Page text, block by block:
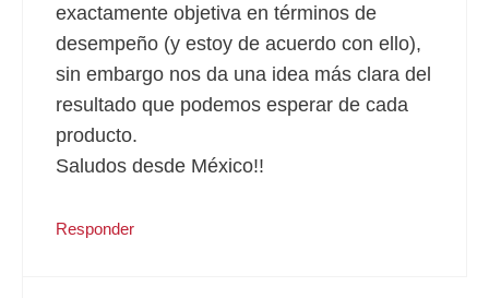
exactamente objetiva en términos de
desempeño (y estoy de acuerdo con ello),
sin embargo nos da una idea más clara del
resultado que podemos esperar de cada
producto.
Saludos desde México!!
Responder